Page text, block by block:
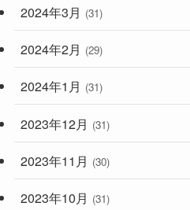
2024年3月 (31)
2024年2月 (29)
2024年1月 (31)
2023年12月 (31)
2023年11月 (30)
2023年10月 (31)